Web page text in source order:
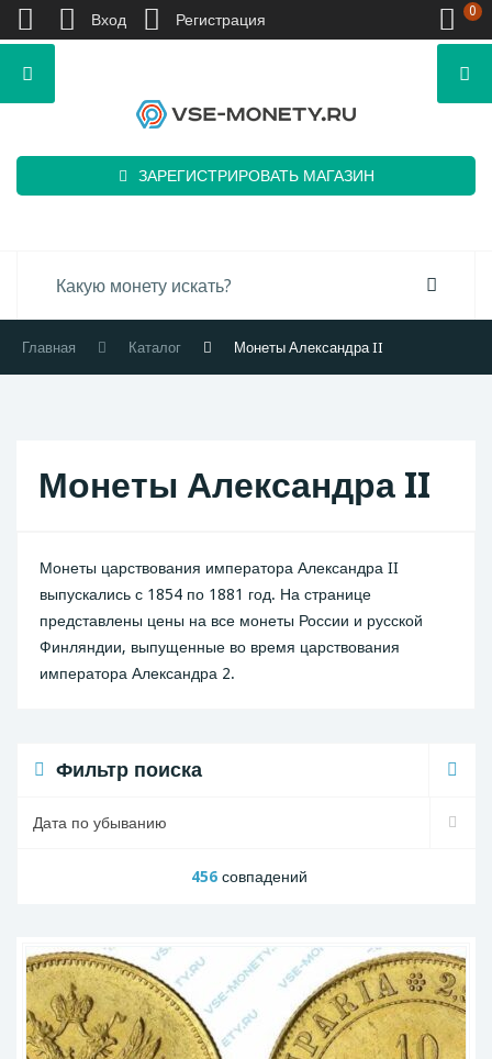
ЗАРЕГИСТРИРОВАТЬ МАГАЗИН
Главная Каталог Монеты Александра II
Монеты Александра II
Монеты царствования императора Александра II
выпускались с 1854 по 1881 год. На странице
представлены цены на все монеты России и русской
Финляндии, выпущенные во время царствования
императора Александра 2.
Фильтр поиска
456совпадений
Вход Регистрация 0